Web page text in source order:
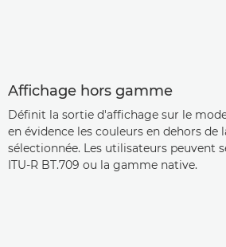
Affichage hors gamme
Définit la sortie d'affichage sur le
en évidence les couleurs en dehors de
sélectionnée. Les utilisateurs peuvent
ITU-R BT.709 ou la gamme native.